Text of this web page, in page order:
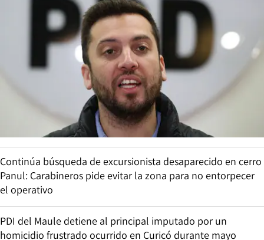
Continúa búsqueda de excursionista desaparecido en cerro
Panul: Carabineros pide evitar la zona para no entorpecer
el operativo
PDI del Maule detiene al principal imputado por un
homicidio frustrado ocurrido en Curicó durante mayo